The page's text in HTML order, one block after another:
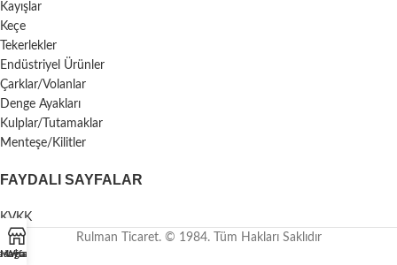
Kayışlar
Keçe
Tekerlekler
Endüstriyel Ürünler
Çarklar/Volanlar
Denge Ayakları
Kulplar/Tutamaklar
Menteşe/Kilitler
FAYDALI SAYFALAR
KVKK
Rulman Ticaret. © 1984. Tüm Hakları Saklıdır
Mağaza
Whatsapp